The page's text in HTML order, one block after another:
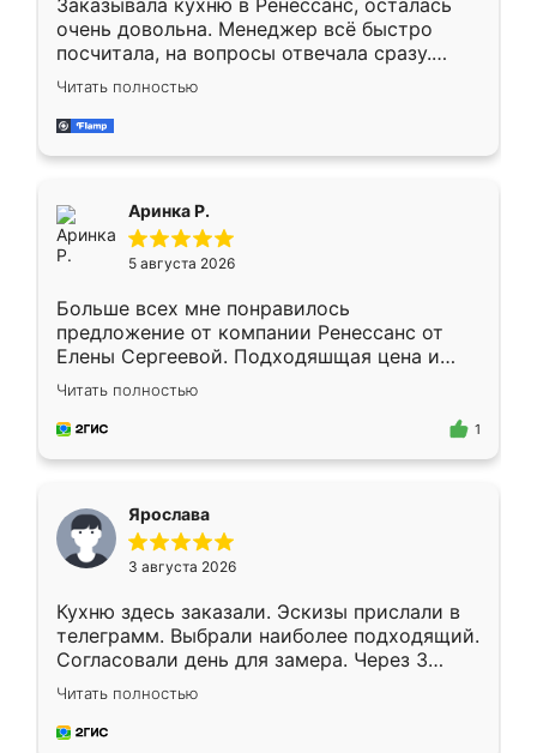
Заказывала кухню в Ренессанс, осталась
очень довольна. Менеджер всё быстро
посчитала, на вопросы отвечала сразу.
Замерщик приехал в субботу, подошёл к
делу со всей ответственностью. Собрали
за день, ребята работали аккуратно, даже
Читать полностью
Аринка Р.
5 августа 2026
Больше всех мне понравилось
предложение от компании Ренессанс от
Елены Сергеевой. Подходяшщая цена и
короткие сроки изготовления. Приехавший
для замера сотрудник Владислав
предложил по моему эскизу самый
Читать полностью
1
Ярослава
3 августа 2026
Кухню здесь заказали. Эскизы прислали в
телеграмм. Выбрали наиболее подходящий.
Согласовали день для замера. Через 3
недели кухня была уже готова. Остались
довольны работой. Спасибо Ренессанс
мебель за качественную работу!
Читать полностью